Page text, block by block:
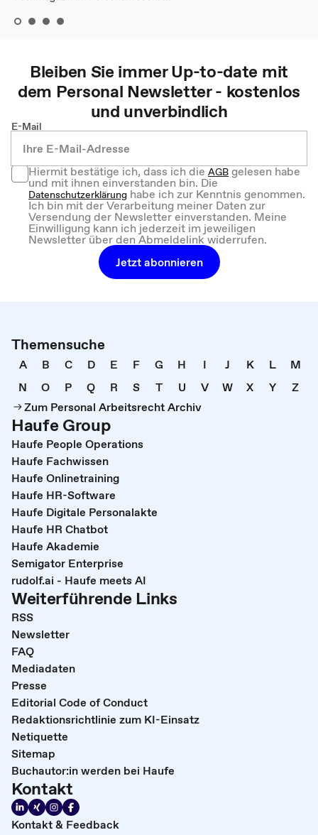
Bleiben Sie immer Up-to-date mit
dem Personal Newsletter - kostenlos
und unverbindlich
E-Mail
Hiermit bestätige ich, dass ich dieAGBgelesen habe
und mit ihnen einverstanden bin. Die
Datenschutzerklärung habe ich zur Kenntnis genommen.
Ich bin mit der Verarbeitung meiner Daten zur
Versendung der Newsletter einverstanden. Meine
Einwilligung kann ich jederzeit im jeweiligen
Newsletter über den Abmeldelink widerrufen.
Jetzt abonnieren
Themensuche
A B C D E F G H I J K L
M
N
O P Q R S T U V W X Y
Z
Zum Personal Arbeitsrecht Archiv
Haufe Group
Haufe People Operations
Haufe Fachwissen
Haufe Onlinetraining
Haufe HR-Software
Haufe Digitale Personalakte
Haufe HR Chatbot
Haufe Akademie
Semigator Enterprise
rudolf.ai - Haufe meets AI
Weiterführende Links
RSS
Newsletter
FAQ
Mediadaten
Presse
Editorial Code of Conduct
Redaktionsrichtlinie zum KI-Einsatz
Netiquette
Sitemap
Buchautor:in werden bei Haufe
Kontakt
Kontakt & Feedback